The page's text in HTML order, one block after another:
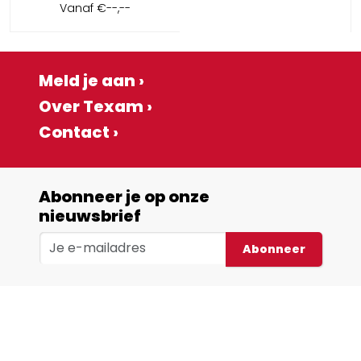
Vanaf€--,--
Meld je aan ›
Over Texam ›
Contact ›
Abonneer je op onze
nieuwsbrief
Abonneer